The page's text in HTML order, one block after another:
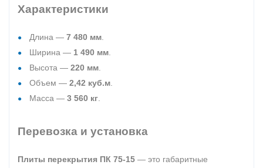
Характеристики
Длина — 7 480 мм
Ширина — 1 490 мм
Высота — 220 мм
Объем — 2,42 куб.м
Масса — 3 560 кг
Перевозка и установка
Плиты перекрытия ПК 75-15 — это габаритные